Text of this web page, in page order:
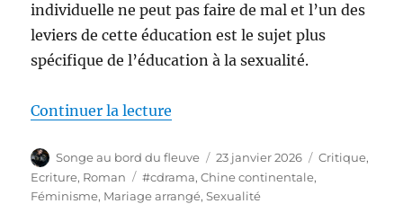
individuelle ne peut pas faire de mal et l’un des
leviers de cette éducation est le sujet plus
spécifique de l’éducation à la sexualité.
Continuer la lecture
Auteur
Songe au bord du fleuve
Publié
le
23 janvier 2026 Catégories
Critique,
Ecriture, Roman Étiquettes
#cdrama,Chine continentale,
Féminisme, Mariage arrangé,Sexualité